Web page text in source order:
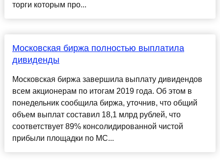
торги которым про...
Московская биржа полностью выплатила
дивиденды
Московская биржа завершила выплату дивидендов
всем акционерам по итогам 2019 года. Об этом в
понедельник сообщила биржа, уточнив, что общий
объем выплат составил 18,1 млрд рублей, что
соответствует 89% консолидированной чистой
прибыли площадки по МС...